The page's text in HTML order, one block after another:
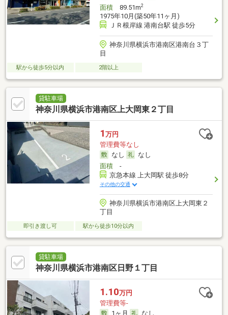
面積89.51m2
1975年10月(築50年11ヶ月)
ＪＲ根岸線 港南台駅 徒歩5分
神奈川県横浜市港南区港南台３丁
目
駅から徒歩5分以内 2階以上
貸駐車場
神奈川県横浜市港南区上大岡東２丁目
1 万円
管理費等なし
なし
なし
面積-
京急本線 上大岡駅 徒歩8分
その他の交通
神奈川県横浜市港南区上大岡東２
丁目
即引き渡し可 駅から徒歩10分以内
貸駐車場
神奈川県横浜市港南区日野１丁目
1.10万円
管理費等-
1ヶ月
なし